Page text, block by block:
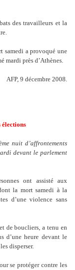
des travailleurs et la
samedi a provoqué une
mardi près d’Athènes.
AFP, 9 décembre 2008.
élections
nuit d’affrontements
devant le parlement
ont assisté aux
la mort samedi à la
d’une violence sans
de boucliers, a tenu en
d’une heure devant le
disperser.
se protéger contre les